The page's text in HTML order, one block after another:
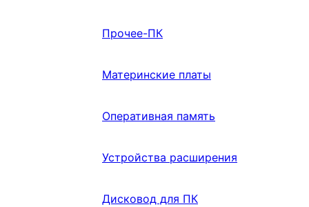
Прочее-ПК
Материнские платы
Оперативная память
Устройства расширения
Дисковод для ПК